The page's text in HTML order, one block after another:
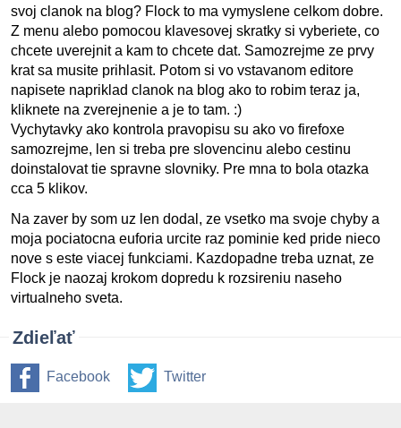
svoj clanok na blog? Flock to ma vymyslene celkom dobre.
Z menu alebo pomocou klavesovej skratky si vyberiete, co
chcete uverejnit a kam to chcete dat. Samozrejme ze prvy
krat sa musite prihlasit. Potom si vo vstavanom editore
napisete napriklad clanok na blog ako to robim teraz ja,
kliknete na zverejnenie a je to tam. :)
Vychytavky ako kontrola pravopisu su ako vo firefoxe
samozrejme, len si treba pre slovencinu alebo cestinu
doinstalovat tie spravne slovniky. Pre mna to bola otazka
cca 5 klikov.
Na zaver by som uz len dodal, ze vsetko ma svoje chyby a
moja pociatocna euforia urcite raz pominie ked pride nieco
nove s este viacej funkciami. Kazdopadne treba uznat, ze
Flock je naozaj krokom dopredu k rozsireniu naseho
virtualneho sveta.
Zdieľať
Facebook Twitter